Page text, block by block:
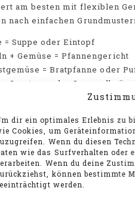
dir ein optimales Erlebnis zu
Cookies, um
Wenn du diesen
wie das Surfverhalten oder
Wenn du deine
können bestimmte
werden.
am besten mit flexiblen
nach einfachen
= Suppe oder Eintopf
+ Gemüse = Pfannengericht
= Bratpfanne oder
Croutons oder
Dessert, Smoothie oder
da ist, ein stimmiges Essen.
am besten, wenn du
zu entwickeln.
ist, dass du